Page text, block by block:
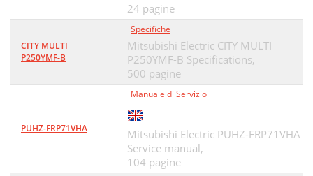
24 pagine
CITY MULTI
P250YMF-B
Specifiche
Mitsubishi Electric CITY MULTI
P250YMF-B Specifications,
500 pagine
PUHZ-FRP71VHA
Manuale di Servizio
Mitsubishi Electric PUHZ-FRP71VHA
Service manual,
104 pagine